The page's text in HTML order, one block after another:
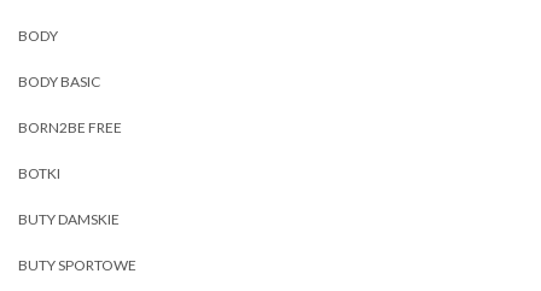
BODY
BODY BASIC
BORN2BE FREE
BOTKI
BUTY DAMSKIE
BUTY SPORTOWE